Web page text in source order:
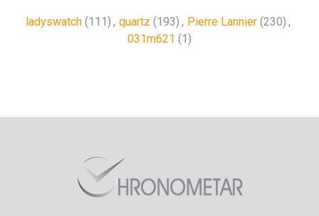
ladyswatch (111) , quartz (193) , Pierre Lannier (230) ,
031m621 (1)